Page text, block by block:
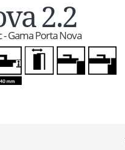
2.2
- Gama Porta Nova